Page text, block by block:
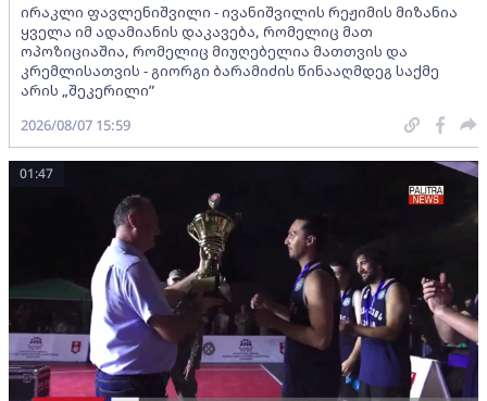
ირაკლი ფავლენიშვილი - ივანიშვილის რეჟიმის მიზანია
ყველა იმ ადამიანის დაკავება, რომელიც მათ
ოპოზიციაშია, რომელიც მიუღებელია მათთვის და
კრემლისათვის - გიორგი ბარამიძის წინააღმდეგ საქმე
არის „შეკერილი”
2026/08/07 15:59
01:47